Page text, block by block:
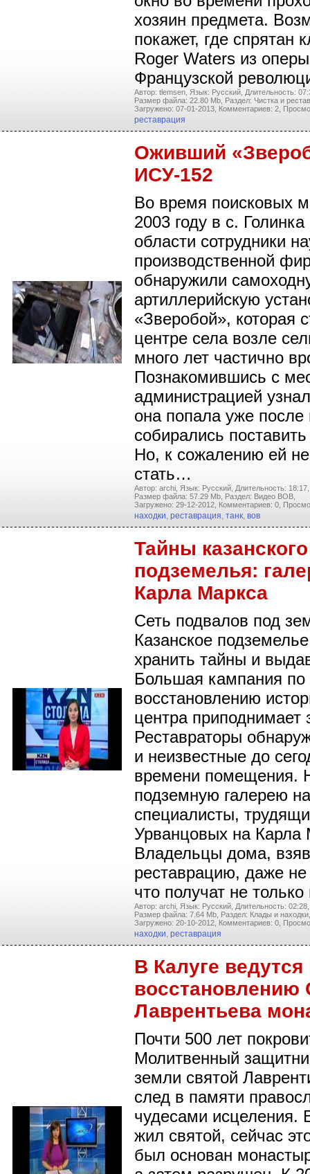
хозяин предмета.
покажет, где спрятан
Roger Waters из
Французской
Автор: tlemsen, Язык: Русский, Длительность:
Размер файла: 22.80 Mb, Раздел: Чистка и
Загружено: 07-01-2013, Комментариев: 2,
реставрация
Оживший
ИСУ-152
Во время поисковых
2003 году в с.
области сотрудники
производственной
обнаружили
артиллерийскую
«Зверобой», которая
центре села возле
много лет частично
Познакомившись с
администрацией
она попала уже
собирались
Но, к сожалению ей
стать…
Автор: archi, Язык: Русский, Длительность: 18:17,
Размер файла: 57.29 Mb, Раздел: Видео ВОВ,
Загружено: 29-12-2012, Комментариев: 0,
находки, реставрация, танк, вов
Тайны казанского
подземелья:
Карла Маркса
Сеть подвалов под
Казанское
хранить тайны и
Большая кампания по
восстановлению
центра приподнимает
Реставраторы
и неизвестные до
времени помещения.
подземную галерею
специалисты,
Урванцовых на Карла
Владельцы дома,
реставрацию, даже
что получат не
Автор: archi, Язык: Русский, Длительность: 02:28,
Размер файла: 7.64 Mb, Раздел: Клады и находки,
Загружено: 20-10-2012, Комментариев: 0,
находки, реставрация
В Калуге
восстановлению
Лаврентьева
Почти 500 лет
Молитвенный
земли святой
след в памяти
чудесами исцеления.
жил святой, сейчас
был основан